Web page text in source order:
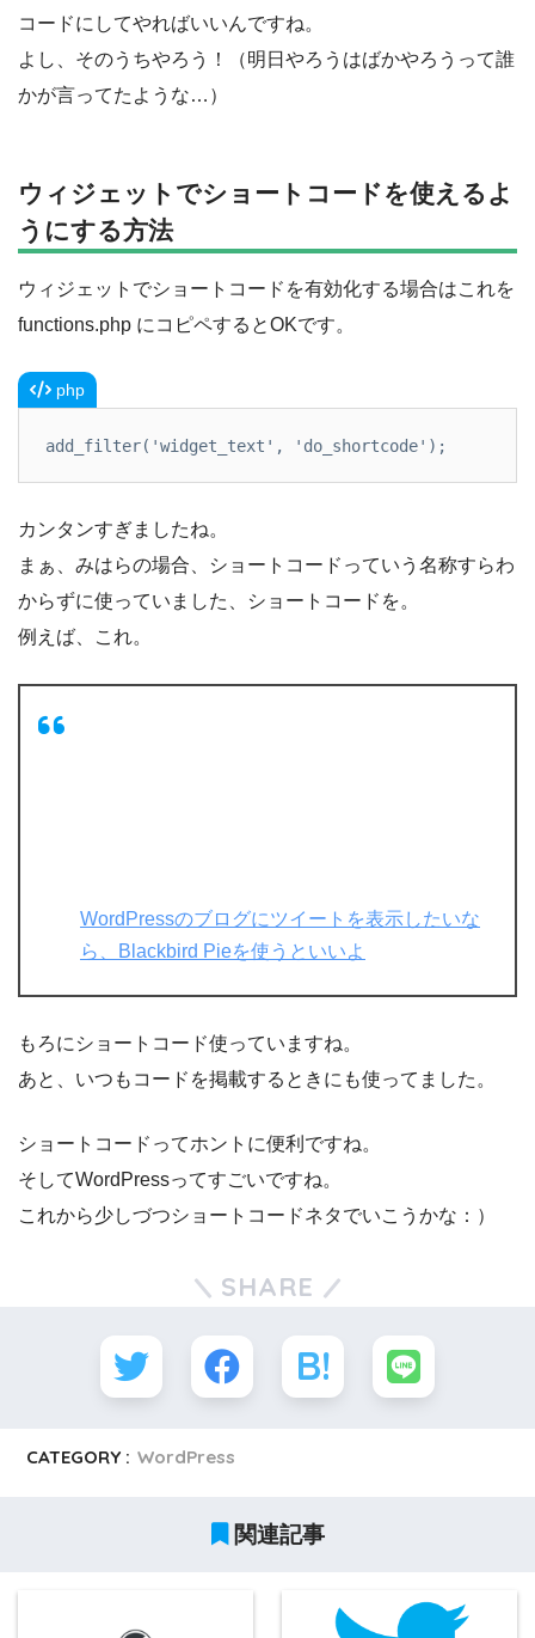
コードにしてやればいいんですね。
よし、そのうちやろう！（明日やろうはばかやろうって誰
かが言ってたような…）
ウィジェットでショートコードを使えるよ
うにする方法
ウィジェットでショートコードを有効化する場合はこれを
functions.php にコピペするとOKです。
php
add_filter('widget_text', 'do_shortcode');
カンタンすぎましたね。
まぁ、みはらの場合、ショートコードっていう名称すらわ
からずに使っていました、ショートコードを。
例えば、これ。
WordPressのブログにツイートを表示したいな
ら、Blackbird Pieを使うといいよ
もろにショートコード使っていますね。
あと、いつもコードを掲載するときにも使ってました。
ショートコードってホントに便利ですね。
そしてWordPressってすごいですね。
これから少しづつショートコードネタでいこうかな：）
SHARE
CATEGORY : WordPress
関連記事